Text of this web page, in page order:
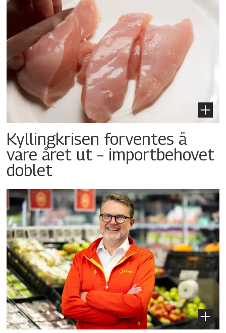
Kyllingkrisen forventes å
vare året ut – importbehovet
doblet